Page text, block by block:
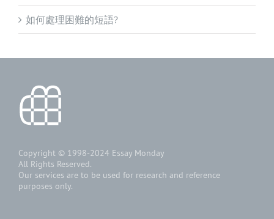
如何處理困難的短語?
Copyright © 1998-2024 Essay Monday
All Rights Reserved.
Our services are to be used for research and reference
purposes only.